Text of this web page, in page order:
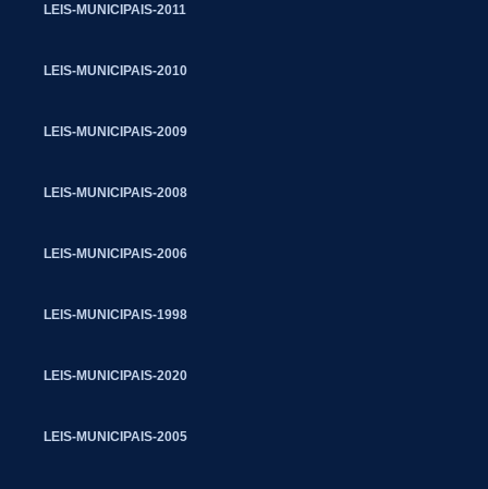
LEIS-MUNICIPAIS-2011
LEIS-MUNICIPAIS-2010
LEIS-MUNICIPAIS-2009
LEIS-MUNICIPAIS-2008
LEIS-MUNICIPAIS-2006
LEIS-MUNICIPAIS-1998
LEIS-MUNICIPAIS-2020
LEIS-MUNICIPAIS-2005